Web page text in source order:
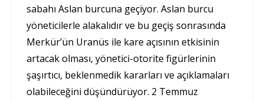
sabahı Aslan burcuna geçiyor. Aslan burcu
yöneticilerle alakalıdır ve bu geçiş sonrasında
Merkür’ün Uranüs ile kare açısının etkisinin
artacak olması, yönetici-otorite figürlerinin
şaşırtıcı, beklenmedik kararları ve açıklamaları
olabileceğini düşündürüyor. 2 Temmuz